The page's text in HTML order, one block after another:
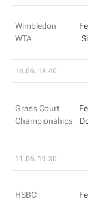
Wimbledon
WTA
16.06, 18:40
Grass Court
Championships
11.06, 19:30
HSBC